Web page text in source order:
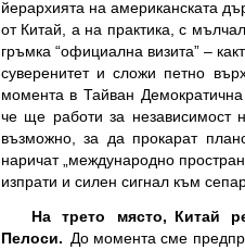
йерархията на американската
от Китай, а на практика, с
гръмка “официална визита” –
суверенитет и сложи петно
момента в Тайван
че ще работи за независимост
възможно, за да прокарат
наричат „международно
изпрати и силен сигнал към
На трето място, Китай
Пелоси. До момента сме